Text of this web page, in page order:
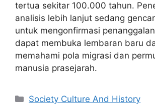
tertua sekitar 100.000 tahun.
analisis lebih lanjut sedang
untuk mengonfirmasi
dapat membuka lembaran baru
memahami pola migrasi dan
manusia prasejarah.
Categories
Society Culture And History